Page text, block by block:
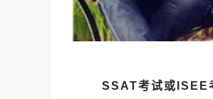
SSAT考试或ISEE